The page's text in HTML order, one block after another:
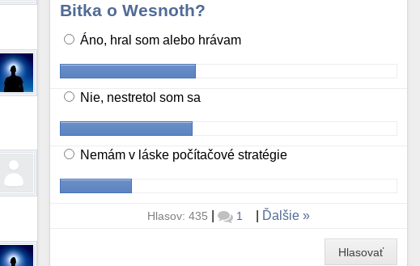
Bitka o Wesnoth?
Áno, hral som alebo hrávam
Nie, nestretol som sa
Nemám v láske počítačové stratégie
Hlasov: 435 | 1 Ďalšie
Hlasovať